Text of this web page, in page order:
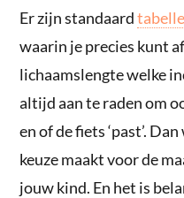
Er zijn standaard
waarin je precies kunt
lichaamslengte welke
altijd aan te raden om
en of de fiets ‘past’.
keuze maakt voor de
jouw kind. En het is